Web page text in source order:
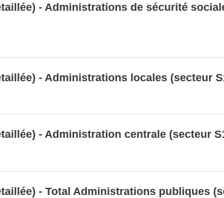
LUSTAT
- Administrations de sécurité
- Administrations locales (secteur
- Administration centrale (secteur
- Total Administrations publiques